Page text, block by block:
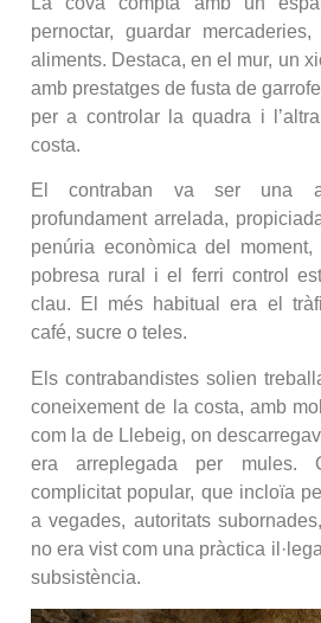
pernoctar, guardar
aliments. Destaca, en el mur, un
amb prestatges de fusta de
per a controlar la quadra i
costa.
El contraban va ser una
profundament arrelada,
penúria econòmica del
pobresa rural i el ferri control
clau. El més habitual era el
café, sucre o teles.
Els contrabandistes solien
coneixement de la costa, amb
com la de Llebeig, on
era arreplegada per mules.
complicitat popular, que incloïa
a vegades, autoritats
no era vist com una pràctica
subsistència.